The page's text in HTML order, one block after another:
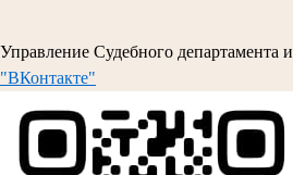
Управление Судебного
"ВКонтакте"